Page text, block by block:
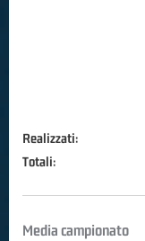
Realizzati:
Totali:
Media campionato